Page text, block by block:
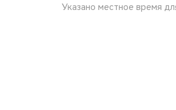
Указано местное время